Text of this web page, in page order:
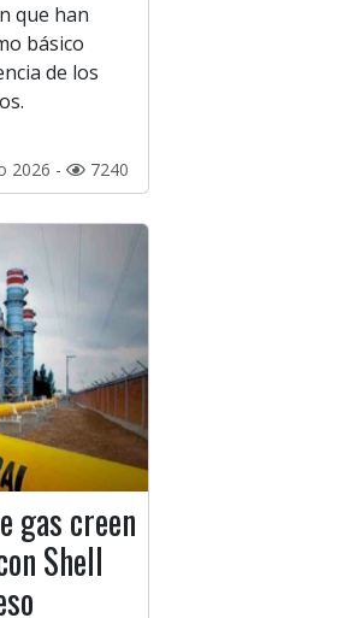
que han
básico
de los
2026 - 7240
gas creen
Shell